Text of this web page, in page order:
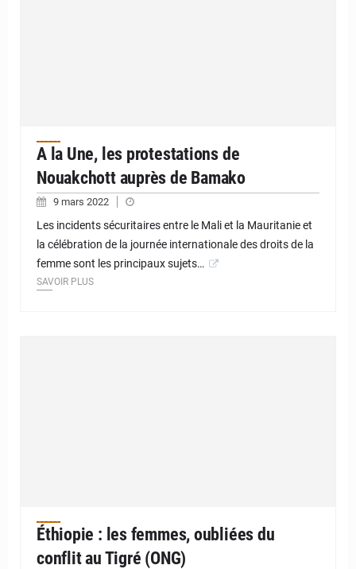
A la Une, les protestations de
Nouakchott auprès de Bamako
9 mars 2022
Les incidents sécuritaires entre le Mali et la Mauritanie et
la célébration de la journée internationale des droits de la
femme sont les principaux sujets…
SAVOIR PLUS
Éthiopie : les femmes, oubliées du
conflit au Tigré (ONG)